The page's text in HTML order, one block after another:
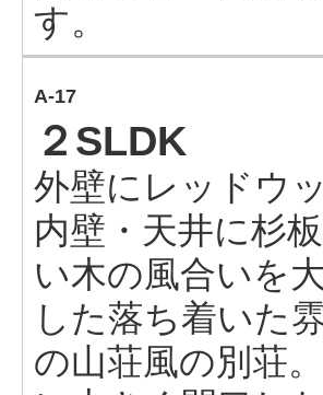
す。
A-17
２SLDK
外壁にレッドウッ
内壁・天井に杉
い木の風合いを
した落ち着いた
の山荘風の別荘